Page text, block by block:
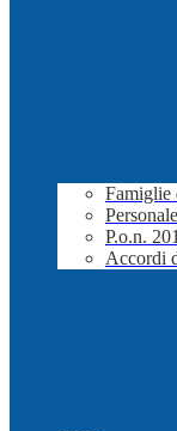
Famiglie
P.o.n.
Accordi